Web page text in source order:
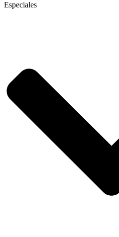
Especiales